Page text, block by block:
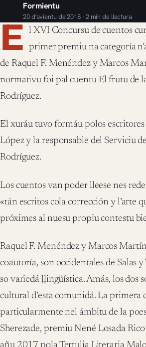
Formientu
20 d'avientu de 2018 · 2 min de llectura
E l XVI Concursu de cuentos
primer premiu na categoría
de Raquel F. Menéndez y Marcos
normativu foi pal cuentu El frutu de
Rodríguez.
El xuráu tuvo formáu polos
López y la responsable del Serviciu
Rodríguez.
Los cuentos van poder lleese nes
«tán escritos cola corrección y l’arte
próximes al nuesu propiu contestu
Raquel F. Menéndez y Marcos
coautoría, son occidentales de Salas
so variedá ḷḷingüística. Amás, los
cultural d’esta comunidá. La
particularmente nel ámbitu de la
Sherezade, premiu Nené Losada